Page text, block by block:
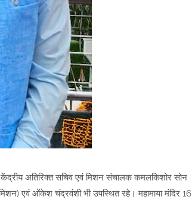
अतिरिक्त सचिव एवं मिशन संचालक कमलकिशोर सोन
एवं ओंकेश चंद्रवंशी भी उपस्थित रहे। महामाया मंदिर 16